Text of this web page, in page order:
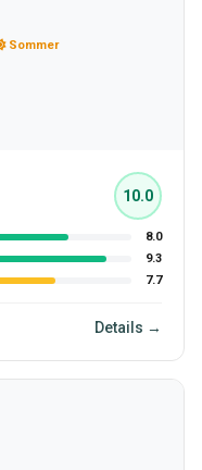
Sommer
10.0
8.0
9.3
7.7
Details →